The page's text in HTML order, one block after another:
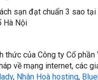
sạn đạt chuẩn 3 sao
Hà Nội
thức của Công ty Cổ
về mạng internet, các
, Nhân Hoà hosting,